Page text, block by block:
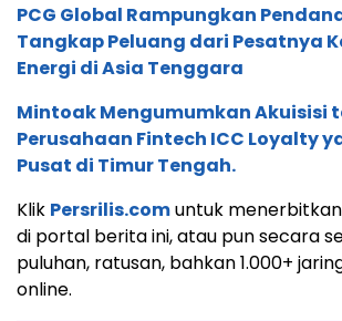
PCG Global Rampungkan
Tangkap Peluang dari Pesatnya
Energi di Asia Tenggara
Mintoak Mengumumkan Akuisisi
Perusahaan Fintech ICC Loyalty
Pusat di Timur Tengah.
Klik Persrilis.comuntuk
di portal berita ini, atau pun secara
puluhan, ratusan, bahkan 1.000+
online.